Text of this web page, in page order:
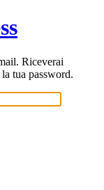
Riceverai
tua password.